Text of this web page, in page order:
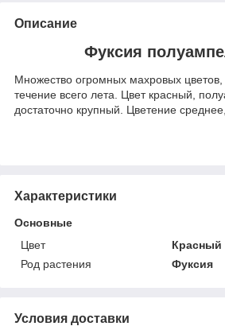
Описание
Фуксия
Множество огромных махровых
течение всего лета. Цвет красный,
достаточно крупный. Цветение
Характеристики
Основные
Цвет
Красный
Род растения
Фуксия
Условия доставки